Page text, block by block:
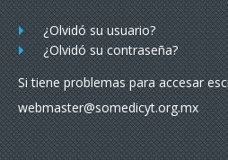
¿Olvidó su usuario?
¿Olvidó su contraseña?
Si tiene problemas para accesar
webmaster@somedicyt.org.mx